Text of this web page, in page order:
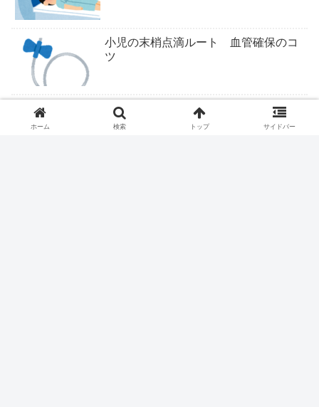
小児の末梢点滴ルート 血管確保のコ
ツ
ついにくるか医学部定員削減
ホーム 検索 トップ サイドバー